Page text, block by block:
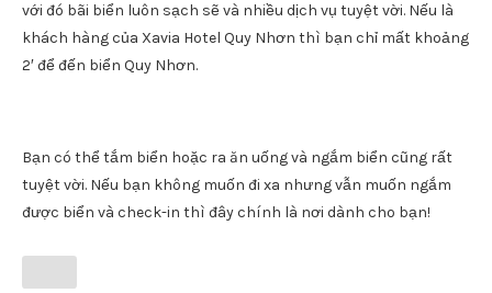
với đó bãi biển luôn sạch sẽ và nhiều dịch vụ tuyệt vời. Nếu là
khách hàng của Xavia Hotel Quy Nhơn thì bạn chỉ mất khoảng
2′ để đến biển Quy Nhơn.
Bạn có thể tắm biển hoặc ra ăn uống và ngắm biển cũng rất
tuyệt vời. Nếu bạn không muốn đi xa nhưng vẫn muốn ngắm
được biển và check-in thì đây chính là nơi dành cho bạn!